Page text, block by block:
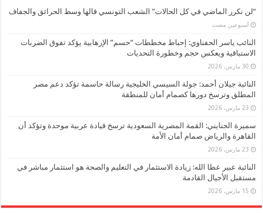
“لن نكرر الماضي في كل الحالات” الشعب التونسي قالها وسط الحرائق والجفاف
‏أسبوعين مضت
النائب ياسر الحفناوي: إحباط مخططات “حسم” الإرهابية يؤكد تفوق الضربات
الاستباقية ويعكس حجم وخطورة التحديات
30 مارس، 2026
النائبة جيلان أحمد: جولة السيسي الخليجية رسالة حاسمة تؤكد دعم مصر
المطلق وترسخ دورها كصمام أمان للمنطقة
23 مارس، 2026
سميرة الجنايني: القمة المصرية السعودية ترسخ قيادة عربية موحدة وتؤكد أن
القاهرة والرياض صمام أمان الأمة
23 مارس، 2026
النائبة عبير عطا الله: زيادة الاستثمار في التعليم والصحة هو استثمار مباشر في
مستقبل الأجيال القادمة
15 مارس، 2026